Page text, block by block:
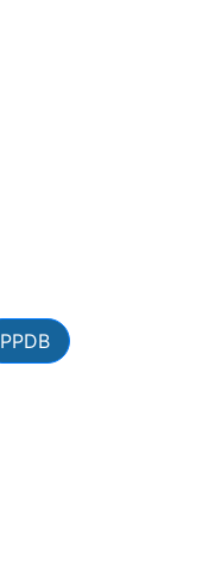
PPDB